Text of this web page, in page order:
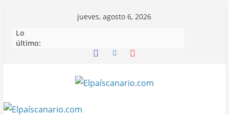
contenido
jueves, agosto 6, 2026
Lo
último: